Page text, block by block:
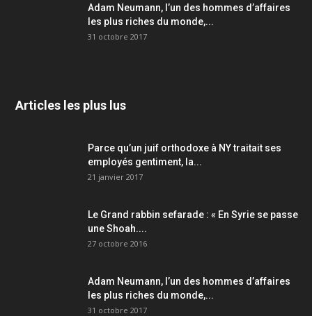
Adam Neumann, l’un des hommes d’affaires
les plus riches du monde,...
31 octobre 2017
Articles les plus lus
Parce qu’un juif orthodoxe à NY traitait ses
employés gentiment, la...
21 janvier 2017
Le Grand rabbin sefarade : « En Syrie se passe
une Shoah....
27 octobre 2016
Adam Neumann, l’un des hommes d’affaires
les plus riches du monde,...
31 octobre 2017